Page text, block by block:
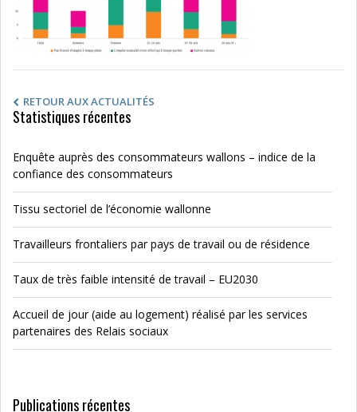
RETOUR AUX ACTUALITÉS
Statistiques récentes
Enquête auprès des consommateurs wallons – indice de la
confiance des consommateurs
Tissu sectoriel de l’économie wallonne
Travailleurs frontaliers par pays de travail ou de résidence
Taux de très faible intensité de travail – EU2030
Accueil de jour (aide au logement) réalisé par les services
partenaires des Relais sociaux
Publications récentes